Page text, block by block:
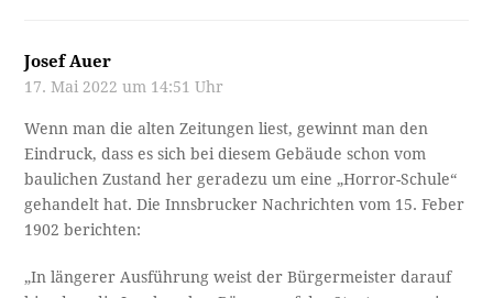
Josef Auer
17. Mai 2022 um 14:51 Uhr
Wenn man die alten Zeitungen liest, gewinnt man den
Eindruck, dass es sich bei diesem Gebäude schon vom
baulichen Zustand her geradezu um eine „Horror-Schule“
gehandelt hat. Die Innsbrucker Nachrichten vom 15. Feber
1902 berichten:
„In längerer Ausführung weist der Bürgermeister darauf